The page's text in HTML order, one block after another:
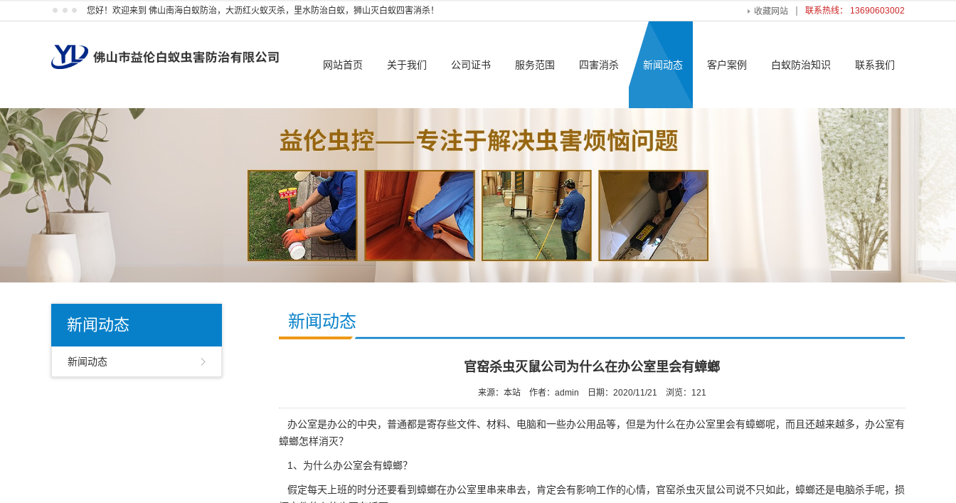
您好！欢迎来到 佛山南海白蚁防治，大沥红火蚁灭杀，里水防治白蚁，狮山灭白蚁四害消杀！ 收藏网站 联系热线： 13690603002
网站首页 关于我们 公司证书 服务范围 四害消杀 新闻动态 客户案例 白蚁防治知识 联系我们
新闻动态
新闻动态
新闻动态
官窑杀虫灭鼠公司为什么在办公室里会有蟑螂
来源：本站 作者：admin 日期：2020/11/21 浏览： 121
办公室是办公的中央，普通都是寄存些文件、材料、电脑和一些办公用品等，但是为什么在办公室里会有蟑螂呢，而且还越来越多，办公室有
蟑螂怎样消灭？
1、为什么办公室会有蟑螂？
假定每天上班的时分还要看到蟑螂在办公室里串来串去，肯定会有影响工作的心情， 官窑杀虫灭鼠公司说不只如此，蟑螂还是电脑杀手呢，损